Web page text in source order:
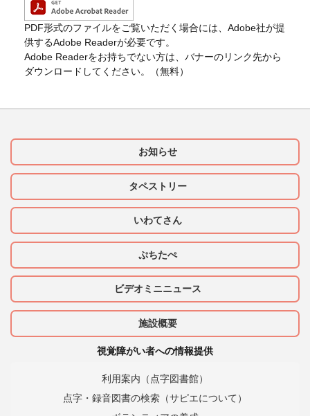
お知らせ
タペストリー
いわてさん
ぷちたぺ
ビデオミニニュース
施設概要
視覚障がい者への情報提供
利用案内（点字図書館）
点字・録音図書の検索（サピエについて）
PDF形式のファイルをご覧いただく場合には、Adobe社が提
供するAdobe Readerが必要です。
Adobe Readerをお持ちでない方は、バナーのリンク先から
ダウンロードしてください。（無料）